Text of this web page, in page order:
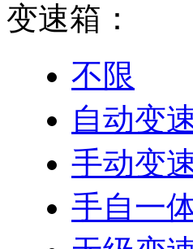
变速箱：
不限
自动变
手动变
手自一